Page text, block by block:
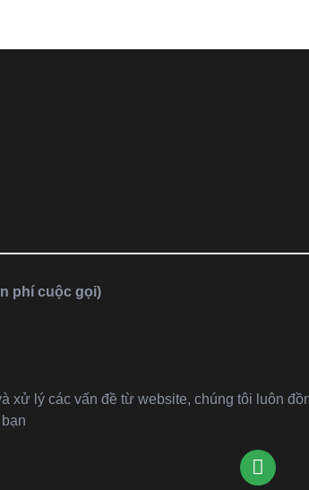
phí cuộc gọi)
lý các vấn đề từ website, chúng tôi luôn